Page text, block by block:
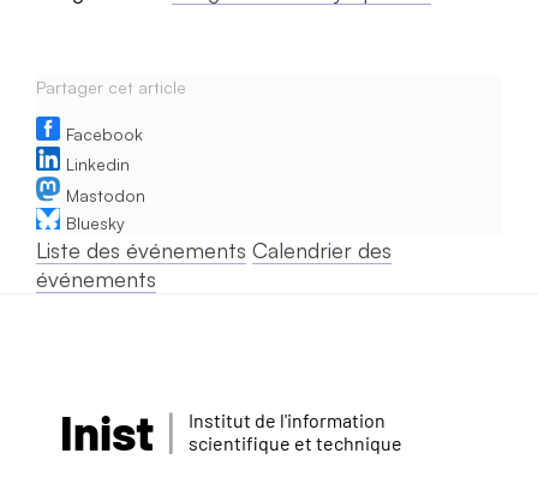
Partager cet article
Facebook
Linkedin
Mastodon
Bluesky
Liste des événements Calendrier des
événements
Inist
Institut de l'information
scientifique et technique